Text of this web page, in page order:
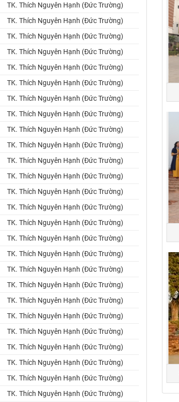
TK. Thích Nguyên Hạnh (Đức Trường)
TK. Thích Nguyên Hạnh (Đức Trường)
TK. Thích Nguyên Hạnh (Đức Trường)
TK. Thích Nguyên Hạnh (Đức Trường)
TK. Thích Nguyên Hạnh (Đức Trường)
TK. Thích Nguyên Hạnh (Đức Trường)
TK. Thích Nguyên Hạnh (Đức Trường)
TK. Thích Nguyên Hạnh (Đức Trường)
TK. Thích Nguyên Hạnh (Đức Trường)
TK. Thích Nguyên Hạnh (Đức Trường)
TK. Thích Nguyên Hạnh (Đức Trường)
TK. Thích Nguyên Hạnh (Đức Trường)
TK. Thích Nguyên Hạnh (Đức Trường)
TK. Thích Nguyên Hạnh (Đức Trường)
TK. Thích Nguyên Hạnh (Đức Trường)
TK. Thích Nguyên Hạnh (Đức Trường)
TK. Thích Nguyên Hạnh (Đức Trường)
TK. Thích Nguyên Hạnh (Đức Trường)
TK. Thích Nguyên Hạnh (Đức Trường)
TK. Thích Nguyên Hạnh (Đức Trường)
TK. Thích Nguyên Hạnh (Đức Trường)
TK. Thích Nguyên Hạnh (Đức Trường)
TK. Thích Nguyên Hạnh (Đức Trường)
TK. Thích Nguyên Hạnh (Đức Trường)
TK. Thích Nguyên Hạnh (Đức Trường)
TK. Thích Nguyên Hạnh (Đức Trường)